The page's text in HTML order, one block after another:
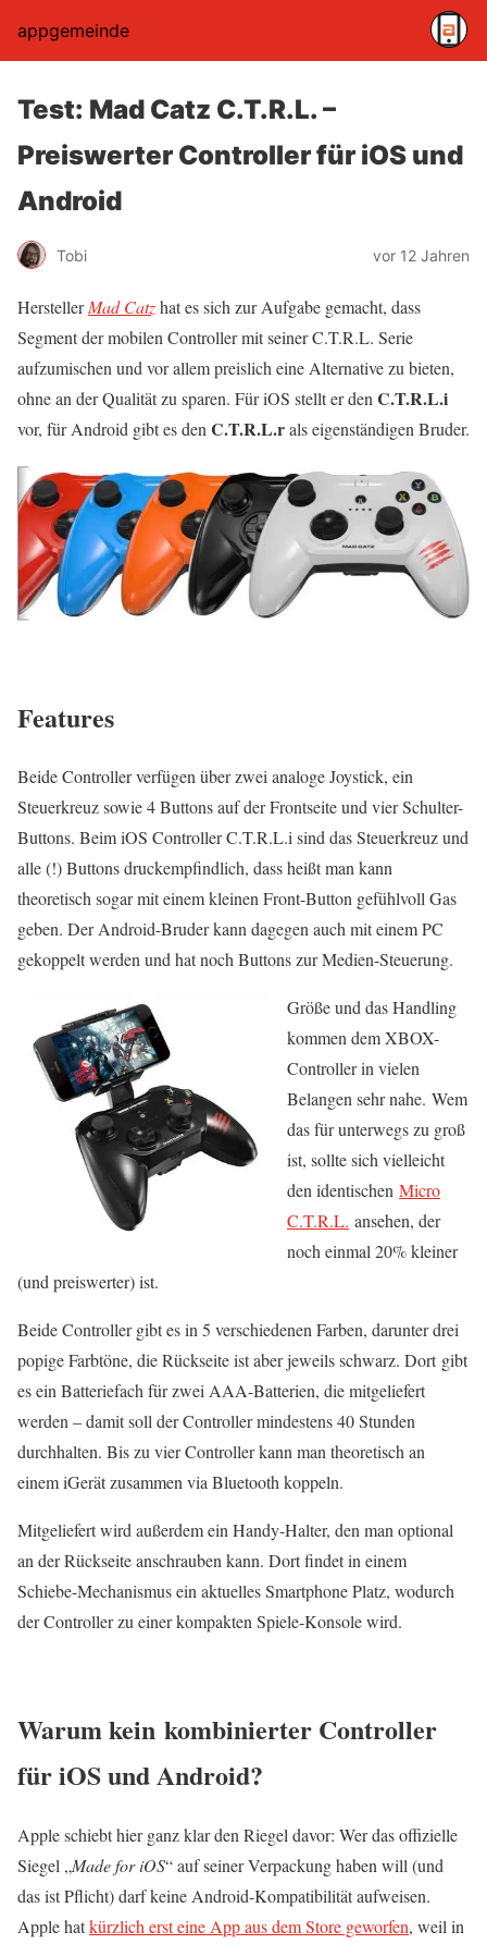
appgemeinde
Test: Mad Catz C.T.R.L. –
Preiswerter Controller für iOS und
Android
Tobi vor 12 Jahren
HerstellerMad Catzhat es sich zur Aufgabe gemacht, dass
Segment der mobilen Controller mit seiner C.T.R.L. Serie
aufzumischen und vor allem preislich eine Alternative zu bieten,
ohne an der Qualität zu sparen. Für iOS stellt er den C.T.R.L.i
vor, für Android gibt es den C.T.R.L.rals eigenständigen Bruder.
Features
Beide Controller verfügen über zwei analoge Joystick, ein
Steuerkreuz sowie 4 Buttons auf der Frontseite und vier Schulter-
Buttons. Beim iOS Controller C.T.R.L.i sind das Steuerkreuz und
alle (!) Buttons druckempfindlich, dass heißt man kann
theoretisch sogar mit einem kleinen Front-Button gefühlvoll Gas
geben. Der Android-Bruder kann dagegen auch mit einem PC
gekoppelt werden und hat noch Buttons zur Medien-Steuerung.
Größe und das Handling
kommen dem XBOX-
Controller in vielen
Belangen sehr nahe. Wem
das für unterwegs zu groß
ist, sollte sich vielleicht
den identischen Micro
C.T.R.L. ansehen, der
noch einmal 20% kleiner
(und preiswerter) ist.
Beide Controller gibt es in 5 verschiedenen Farben, darunter drei
popige Farbtöne, die Rückseite ist aber jeweils schwarz. Dort gibt
es ein Batteriefach für zwei AAA-Batterien, die mitgeliefert
werden – damit soll der Controller mindestens 40 Stunden
durchhalten. Bis zu vier Controller kann man theoretisch an
einem iGerät zusammen via Bluetooth koppeln.
Mitgeliefert wird außerdem ein Handy-Halter, den man optional
an der Rückseite anschrauben kann. Dort findet in einem
Schiebe-Mechanismus ein aktuelles Smartphone Platz, wodurch
der Controller zu einer kompakten Spiele-Konsole wird.
Warum kein kombinierter Controller
für iOS und Android?
Apple schiebt hier ganz klar den Riegel davor: Wer das offizielle
Siegel „Made for iOS“ auf seiner Verpackung haben will (und
das ist Pflicht) darf keine Android-Kompatibilität aufweisen.
Apple hatkürzlich erst eine App aus dem Store geworfen, weil in